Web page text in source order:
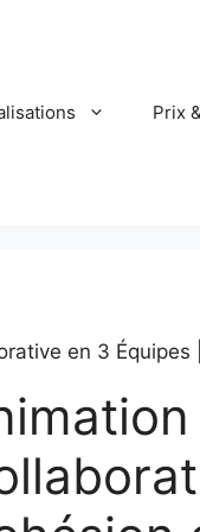
Prix
en 3 Équipes